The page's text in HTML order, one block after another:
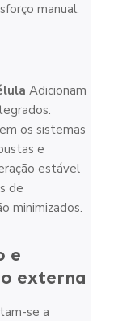
manual.
Adicionam
os sistemas
e
estável
de
minimizados.
e
externa
se a